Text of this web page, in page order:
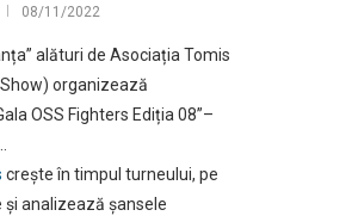
08/11/2022
alături de Asociația Tomis
organizează
OSS Fighters Ediția 08”–
crește în timpul turneului, pe
analizează șansele